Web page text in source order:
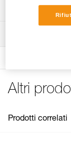
Materiali:
Resistenza
Peso : 250 g
Lunghezza :
Confezione : 1
Informazioni
Libretto d'uso
Scarica il pdf
FAQ
FAQ
See all technical
Altri
Prodotti correlati